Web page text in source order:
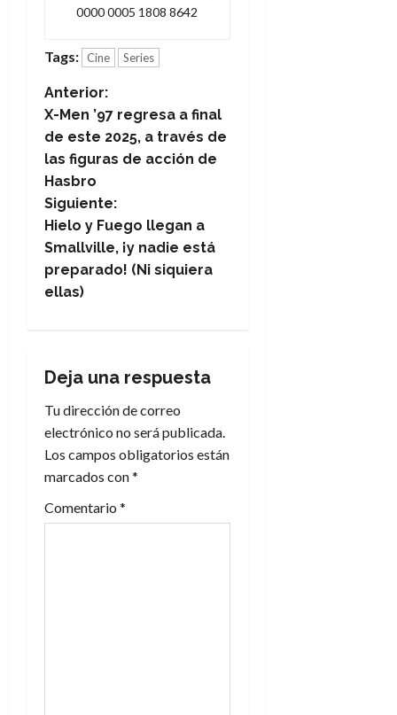
0000 0005 1808 8642
Tags: Cine Series
N
a
v
e
g
a
n
d
e
Anterior:
X-Men ’97 regresa a final
de este 2025, a través de
las figuras de acción de
Hasbro
Siguiente:
Hielo y Fuego llegan a
Smallville, ¡y nadie está
preparado! (Ni siquiera
ellas)
Deja una respuesta
Tu dirección de correo
electrónico no será publicada.
Los campos obligatorios están
marcados con*
Comentario *